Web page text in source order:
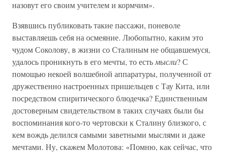
назовут его своим учителем и кормчим».
Взявшись публиковать такие пассажи, поневоле
выставляешь себя на осмеяние. Любопытно, каким это
чудом Соколову, в жизни со Сталиным не общавшемуся,
удалось проникнуть в его мечты, то есть мысли? С
помощью некоей волшебной аппаратуры, полученной от
дружественно настроенных пришельцев с Тау Кита, или
посредством спиритического блюдечка? Единственным
достоверным свидетельством в таких случаях были бы
воспоминания кого-то чертовски к Сталину близкого, с
кем вождь делился самыми заветными мыслями и даже
мечтами. Ну, скажем Молотова: «Помню, как сейчас, что